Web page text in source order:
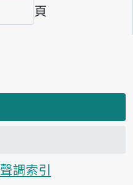
頁
聲調索引